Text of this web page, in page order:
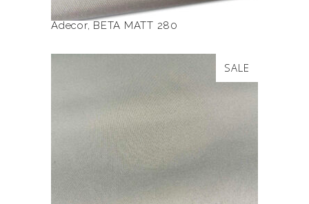
Adecor, BETA MATT 280
SALE
BETA SATIN 280